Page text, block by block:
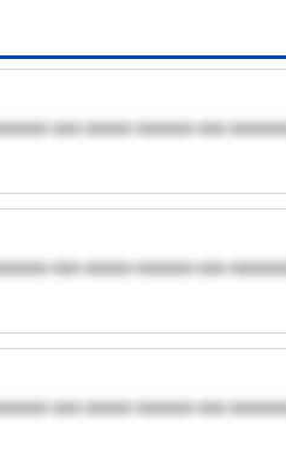
xxx xxxxx xxxxxx xxx
xxx xxxxx xxxxxx xxx
xxx xxxxx xxxxxx xxx